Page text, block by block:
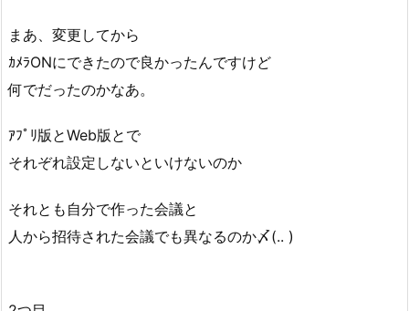
まあ、変更してから
ｶﾒﾗONにできたので良かったんですけど
何でだったのかなあ。
ｱﾌﾟﾘ版とWeb版とで
それぞれ設定しないといけないのか
それとも自分で作った会議と
人から招待された会議でも異なるのか〆(.. )